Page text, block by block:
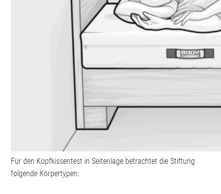
Für den Kopfkissentest in Seitenlage betrachtet die Stiftung
folgende Körpertypen: